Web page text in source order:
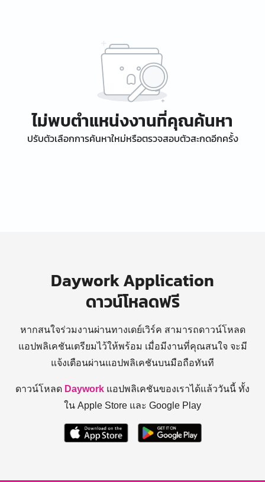
ไม่พบตำแหน่งงานที่คุณค้นหา
ปรับตัวเลือกการค้นหาใหม่หรือตรวจสอบตัวสะกดอีกครั้ง
Daywork Application
ดาวน์โหลดฟรี
หากสนใจร่วมงานผ่านทางเดย์เวิร์ค สามารถดาวน์โหลด
แอปพลิเคชันเตรียมไว้ให้พร้อม เมื่อมีงานที่คุณสนใจ จะมี
แจ้งเตือนผ่านแอปพลิเคชันบนมือถือทันที
ดาวน์โหลด Daywork แอปพลิเคชันของเราได้แล้ววันนี้ ทั้ง
ใน Apple Store และ Google Play